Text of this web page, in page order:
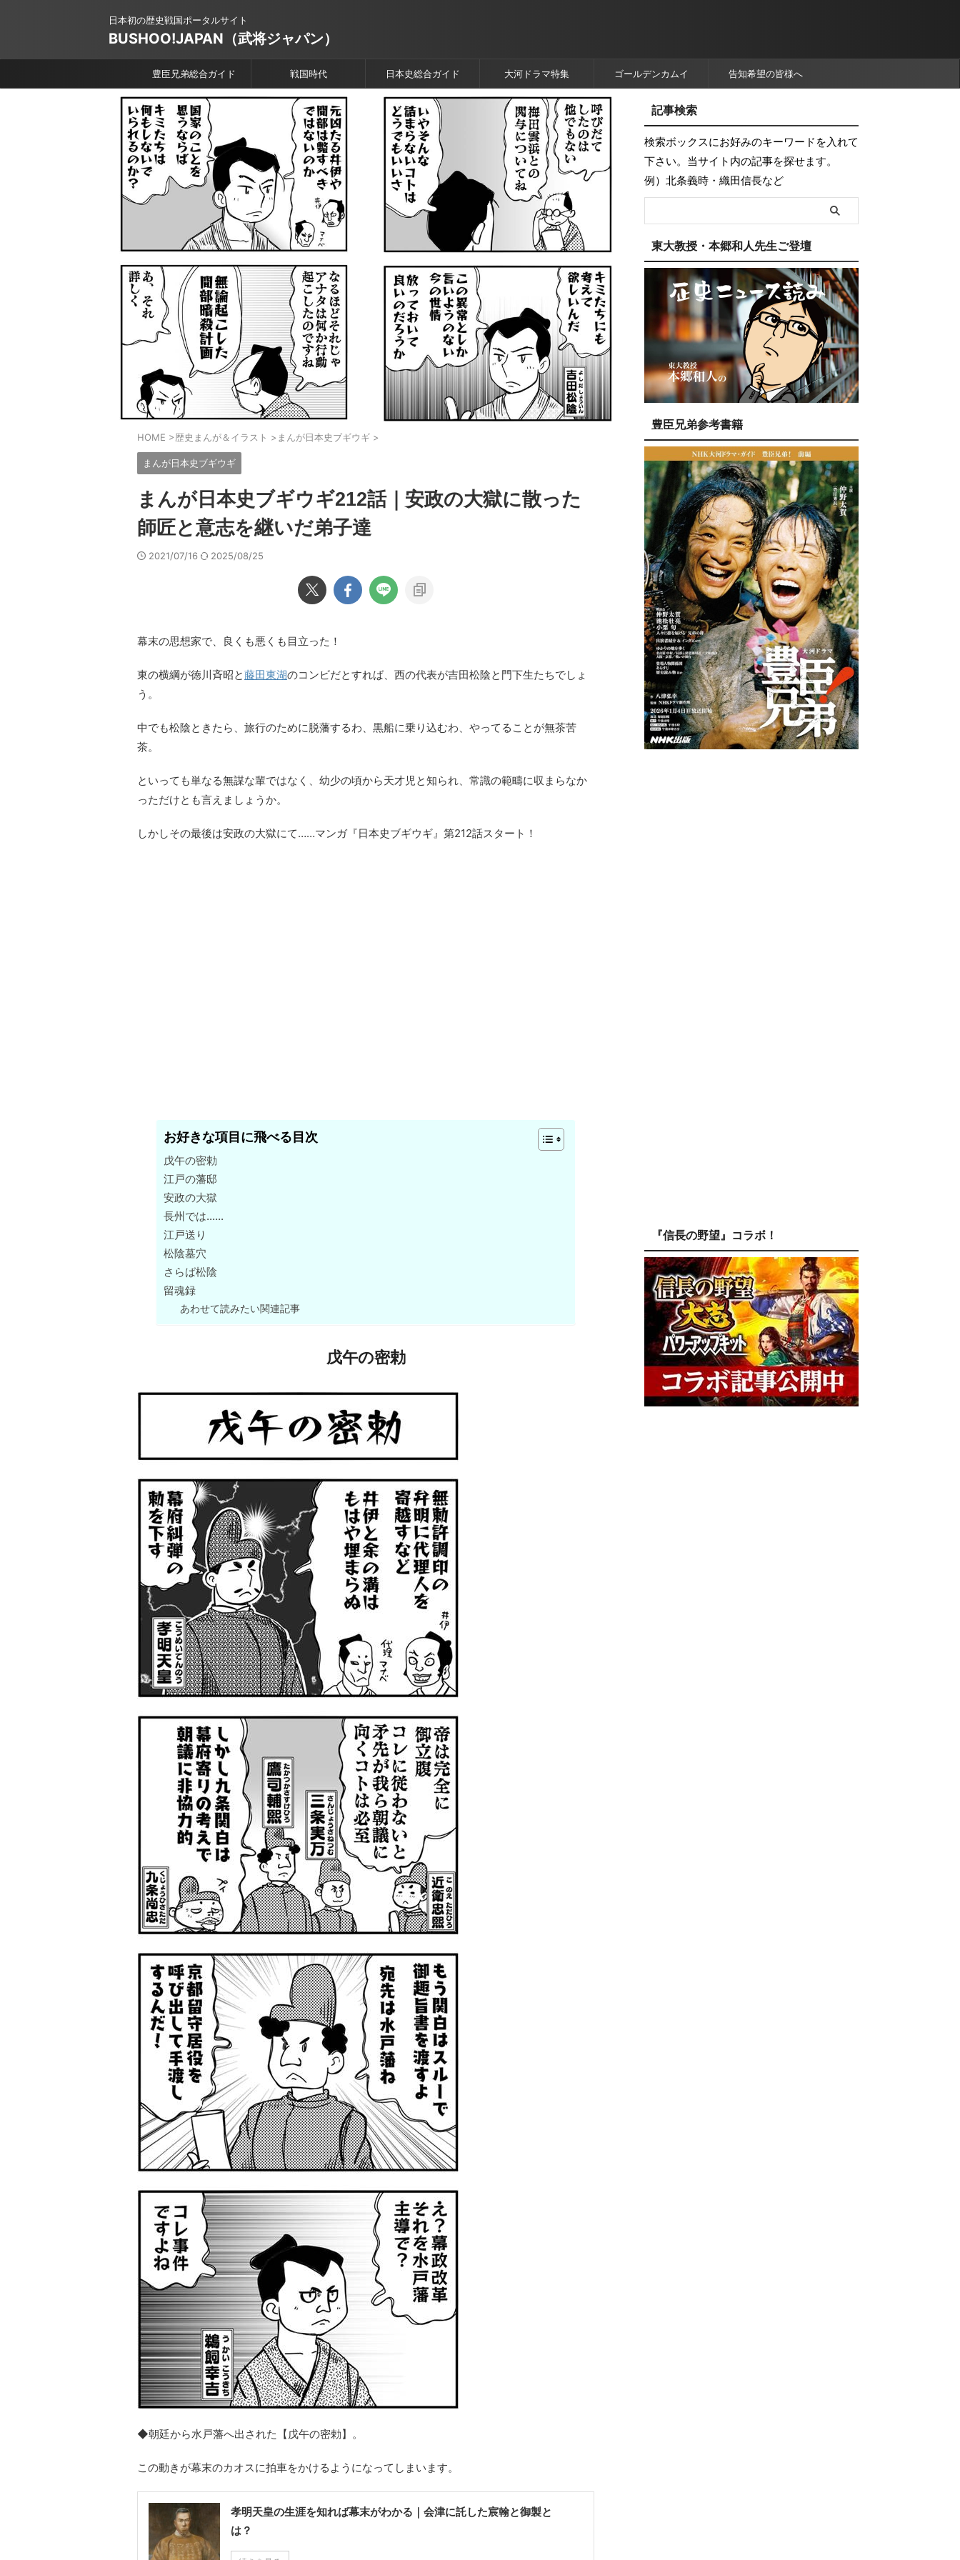
日本初の歴史戦国ポータルサイト
BUSHOO!JAPAN（武将ジャパン）
豊臣兄弟総合ガイド 戦国時代 日本史総合ガイド 大河ドラマ特集 ゴールデンカムイ 告知希望の皆様へ
HOME >歴史まんが＆イラスト > まんが日本史ブギウギ >
まんが日本史ブギウギ
まんが日本史ブギウギ212話｜安政の大獄に散った
師匠と意志を継いだ弟子達
2021/07/16 2025/08/25
幕末の思想家で、良くも悪くも目立った！
東の横綱が徳川斉昭と藤田東湖のコンビだとすれば、西の代表が吉田松陰と門下生たちでしょ
う。
中でも松陰ときたら、旅行のために脱藩するわ、黒船に乗り込むわ、やってることが無茶苦
茶。
といっても単なる無謀な輩ではなく、幼少の頃から天才児と知られ、常識の範疇に収まらなか
っただけとも言えましょうか。
しかしその最後は安政の大獄にて……マンガ『日本史ブギウギ』第212話スタート！
お好きな項目に飛べる目次
戊午の密勅
江戸の藩邸
安政の大獄
長州では……
江戸送り
松陰墓穴
さらば松陰
留魂録
あわせて読みたい関連記事
戊午の密勅
◆朝廷から水戸藩へ出された【戊午の密勅】。
この動きが幕末のカオスに拍車をかけるようになってしまいます。
孝明天皇の生涯を知れば幕末がわかる｜会津に託した宸翰と御製と
は？
記事検索
検索ボックスにお好みのキーワードを入れて
下さい。当サイト内の記事を探せます。
例）北条義時・織田信長など
東大教授・本郷和人先生ご登壇
豊臣兄弟参考書籍
『信長の野望』コラボ！